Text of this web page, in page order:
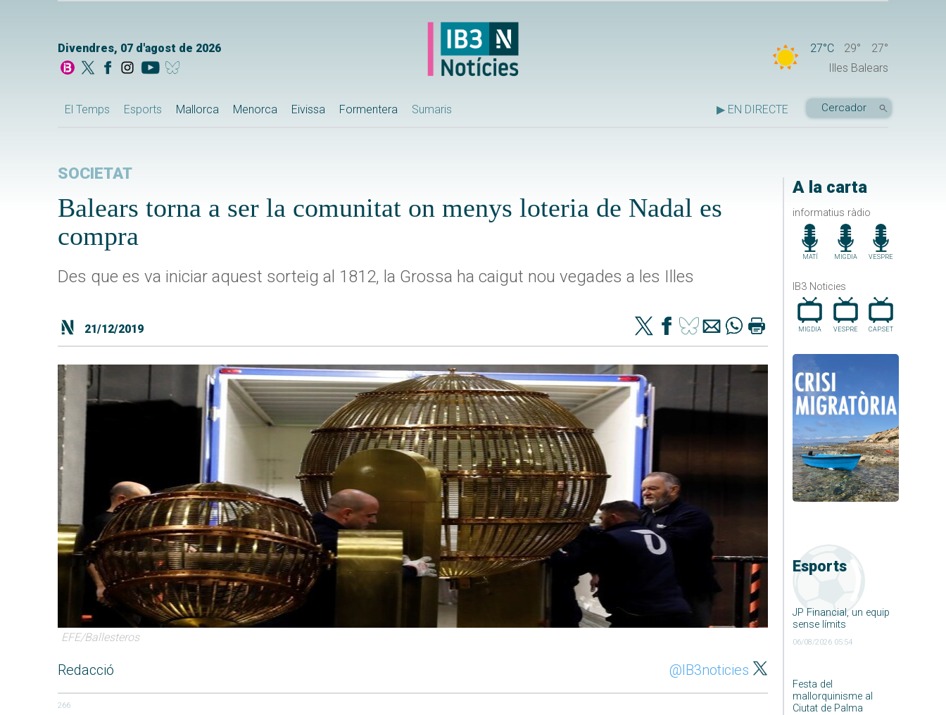
Divendres, 07 d'agost de 2026 27°C 29°
27°
Illes Balears
El Temps Esports Mallorca Menorca Eivissa Formentera Sumaris ▶ EN DIRECTE
A la carta
informatius ràdio
MATÍ MIGDIA VESPRE
IB3 Noticies
MIGDIA VESPRE CAP.SET
Esports
JP Financial, un equip
sense límits
06/08/2026 05:54
Festa del
mallorquinisme al
Ciutat de Palma
SOCIETAT
Balears torna a ser la comunitat on menys loteria de Nadal es
compra
Des que es va iniciar aquest sorteig al 1812, la Grossa ha caigut nou vegades a les Illes
21/12/2019
EFE/Ballesteros
Redacció @IB3noticies
266